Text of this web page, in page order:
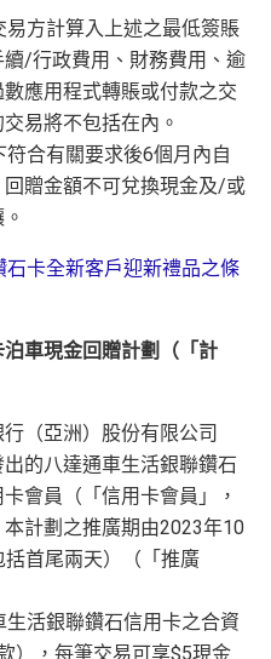
方計算入上述之最低簽賬
/行政費用、財務費用、逾
應用程式轉賬或付款之交
易將不包括在內。
合有關要求後6個月內自
贈金額不可兌換現金及/或
石卡全新客戶迎新禮品之條
車現金回贈計劃（「計
（亞洲）股份有限公司
出的八達通車生活銀聯鑽石
會員（「信用卡會員」，
本計劃之推廣期由2023年10
首尾兩天）（「推廣
活銀聯鑽石信用卡之合資
），每筆交易可享$5現金